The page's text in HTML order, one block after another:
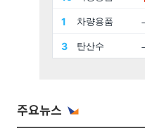
주요뉴스